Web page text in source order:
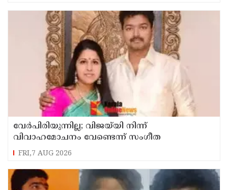
വേർപിരിയുന്നില്ല; വിജയ്‍യി നിന്ന്
വിവാഹമോചനം വേണ്ടെന്ന് സംഗീത
FRI,7 AUG 2026